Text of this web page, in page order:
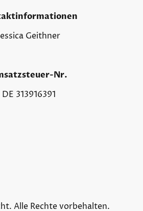
Geithner
Nr.
DE 313916391
Alle Rechte vorbehalten.